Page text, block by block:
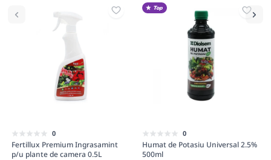
0
Fertillux Premium Ingrasamint
p/u plante de camera 0.5L
Top
0
Humat de Potasiu Universal 2.5%
500ml